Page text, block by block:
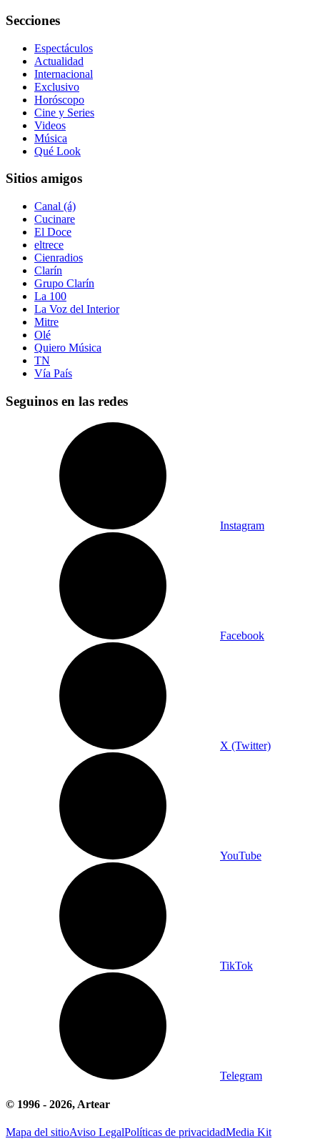
Secciones
Espectáculos
Actualidad
Internacional
Exclusivo
Horóscopo
Cine y Series
Videos
Música
Qué Look
Sitios amigos
Canal (á)
Cucinare
El Doce
eltrece
Cienradios
Clarín
Grupo Clarín
La 100
La Voz del Interior
Mitre
Olé
Quiero Música
TN
Vía País
Seguinos en las redes
Instagram
Facebook
X (Twitter)
YouTube
TikTok
Telegram
© 1996 - 2026, Artear
Mapa del sitioAviso LegalPolíticas de privacidadMedia Kit